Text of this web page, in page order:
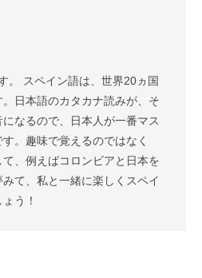
。 スペイン語は、世界20ヵ国
日本語のカタカナ読みが、そ
なるので、日本人が一番マス
。趣味で覚えるのではなく
、例えばコロンビアと日本を
て、私と一緒に楽しくスペイ
う！